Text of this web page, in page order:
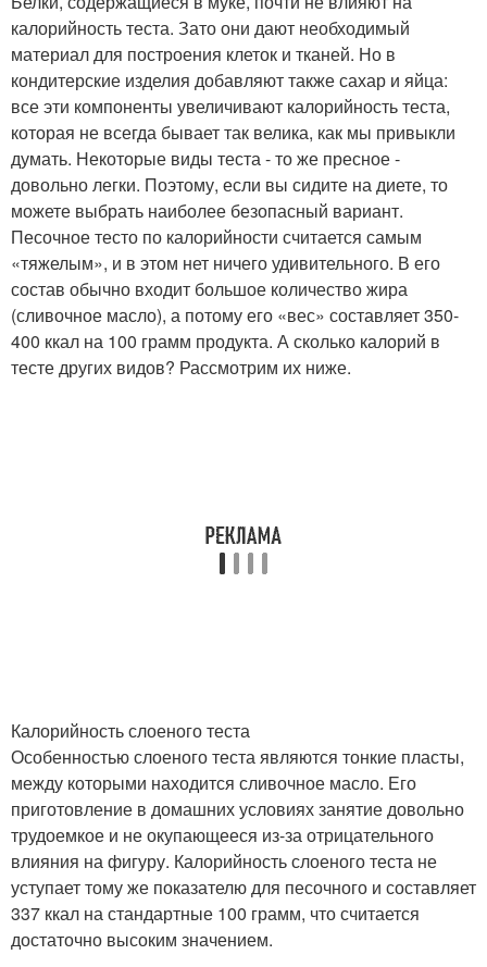
калорийность теста. Зато они дают необходимый
материал для построения клеток и тканей. Но в
кондитерские изделия добавляют также сахар и яйца:
все эти компоненты увеличивают калорийность теста,
которая не всегда бывает так велика, как мы привыкли
думать. Некоторые виды теста - то же пресное -
довольно легки. Поэтому, если вы сидите на диете, то
можете выбрать наиболее безопасный вариант.
Песочное тесто по калорийности считается самым
«тяжелым», и в этом нет ничего удивительного. В его
состав обычно входит большое количество жира
(сливочное масло), а потому его «вес» составляет 350-
400 ккал на 100 грамм продукта. А сколько калорий в
тесте других видов? Рассмотрим их ниже.
Калорийность слоеного теста
Особенностью слоеного теста являются тонкие пласты,
между которыми находится сливочное масло. Его
приготовление в домашних условиях занятие довольно
трудоемкое и не окупающееся из-за отрицательного
влияния на фигуру. Калорийность слоеного теста не
уступает тому же показателю для песочного и составляет
337 ккал на стандартные 100 грамм, что считается
достаточно высоким значением.